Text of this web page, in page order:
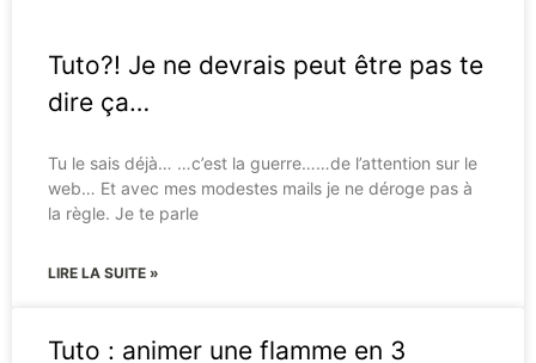
Tuto?! Je ne devrais peut être pas te
dire ça…
Tu le sais déjà… …c’est la guerre……de l’attention sur le
web… Et avec mes modestes mails je ne déroge pas à
la règle. Je te parle
LIRE LA SUITE »
Tuto : animer une flamme en 3